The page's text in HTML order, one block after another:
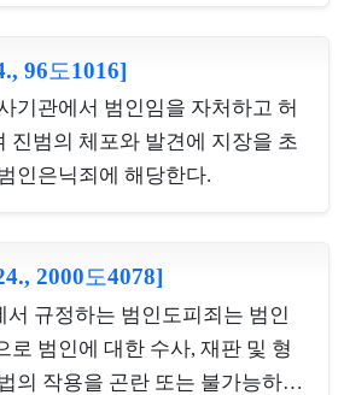
부터 교부받은 금품을 수뢰할 사
의 여부에 관계없이 제3자가 그
교부받음으로써 성립하는 것이
공무원을 예정한 것이나 공무원
직무와는 무관하게 군의관 등
물에 공할 목적의 금품이라는 정
준다는 명목으로 취득한 경우라
...
96도1016]
기관에서 범인임을 자처하고 허
진범의 체포와 발견에 지장을 초
인은닉죄에 해당한다.
2000도4078]
서 규정하는 범인도피죄는 범인
로 범인에 대한 수사, 재판 및 형
의 작용을 곤란 또는 불가능하게